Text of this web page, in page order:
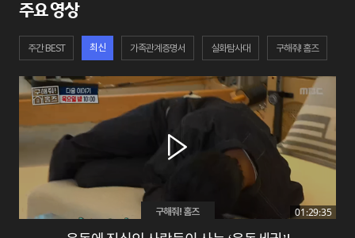
주요 영상
주간 BEST 최신 가족관계증명서 실화탐사대 구해줘! 홈즈
구해줘! 홈즈 01:29:35